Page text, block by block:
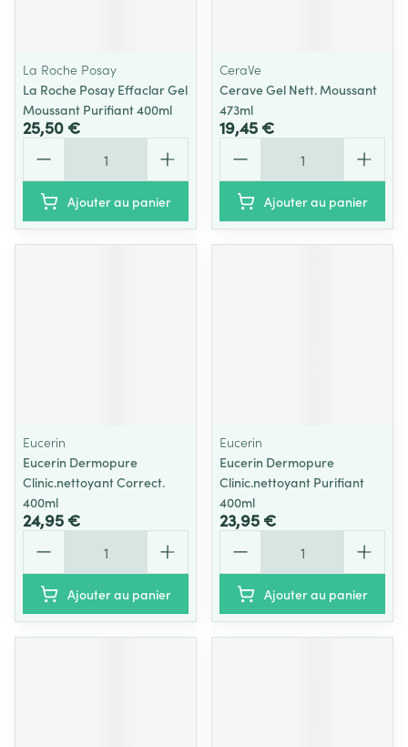
La Roche Posay
La Roche Posay Effaclar Gel
Moussant Purifiant 400ml
25,50 €
Ajouter au panier
CeraVe
Cerave Gel Nett. Moussant
473ml
19,45 €
Ajouter au panier
Eucerin
Eucerin Dermopure
Clinic.nettoyant Correct.
400ml
24,95 €
Ajouter au panier
Eucerin
Eucerin Dermopure
Clinic.nettoyant Purifiant
400ml
23,95 €
Ajouter au panier